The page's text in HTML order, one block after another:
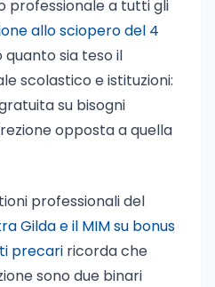
professionale a tutti gli
allo sciopero del 4
sia teso il
scolastico e istituzioni:
su bisogni
opposta a quella
professionali del
Gilda e il MIM su bonus
precari ricorda che
sono due binari